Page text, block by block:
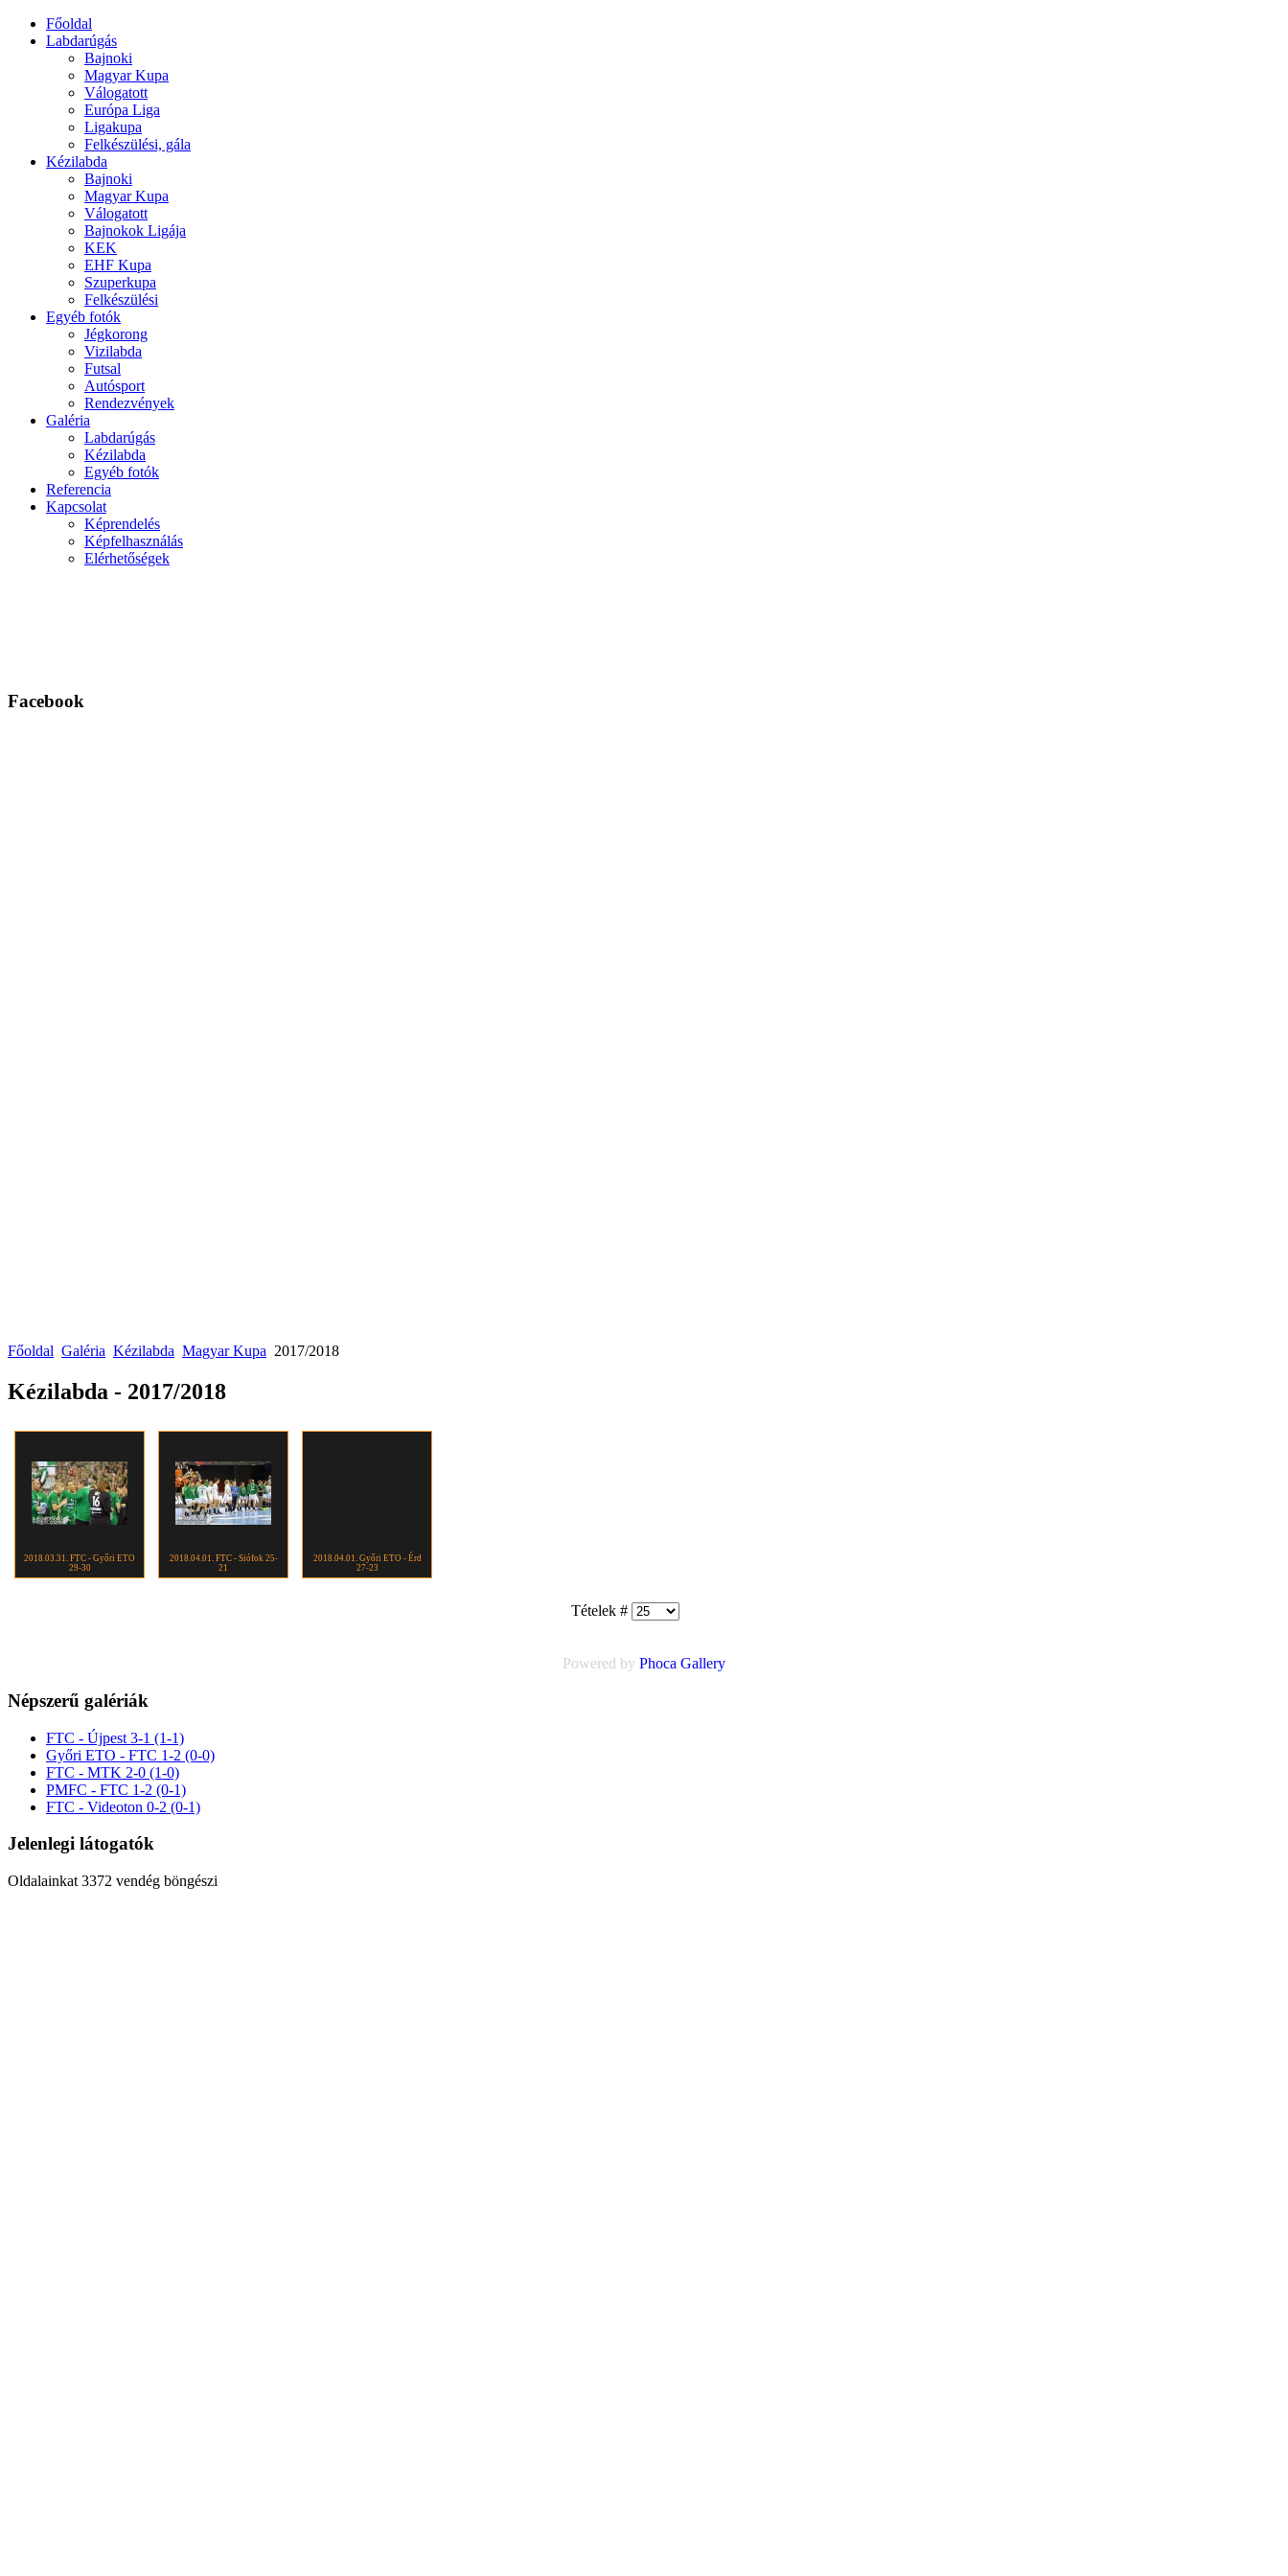
Főoldal
Labdarúgás
Bajnoki
Magyar Kupa
Válogatott
Európa Liga
Ligakupa
Felkészülési, gála
Kézilabda
Bajnoki
Magyar Kupa
Válogatott
Bajnokok Ligája
KEK
EHF Kupa
Szuperkupa
Felkészülési
Egyéb fotók
Jégkorong
Vizilabda
Futsal
Autósport
Rendezvények
Galéria
Labdarúgás
Kézilabda
Egyéb fotók
Referencia
Kapcsolat
Képrendelés
Képfelhasználás
Elérhetőségek
Facebook
Főoldal Galéria Kézilabda Magyar Kupa 2017/2018
Kézilabda - 2017/2018
2018.03.31. FTC - Győri ETO
29-30
2018.04.01. FTC - Siófok 25-
21
2018.04.01. Győri ETO - Érd
27-23
Tételek #
Powered by Phoca Gallery
Népszerű galériák
FTC - Újpest 3-1 (1-1)
Győri ETO - FTC 1-2 (0-0)
FTC - MTK 2-0 (1-0)
PMFC - FTC 1-2 (0-1)
FTC - Videoton 0-2 (0-1)
Jelenlegi látogatók
Oldalainkat 3372 vendég böngészi